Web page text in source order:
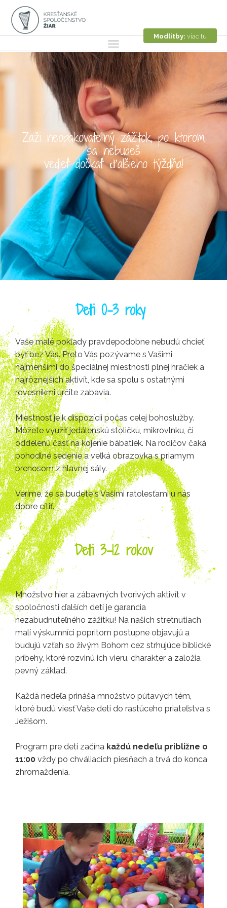
Modlitby: viac tu
Zaži neopakovateľný zážitok, po ktorom
sa nebudeš
vedieť dočkať ďalšieho týždňa!
Deti 0-3 roky
Vaše malé poklady pravdepodobne nebudú chcieť
byť bez Vás. Preto Vás pozývame s Vašimi
najmenšími do špeciálnej miestnosti plnej hračiek a
najrôznejších aktivít, kde sa spolu s ostatnými
rovesníkmi určite zabavia.
Miestnosť je k dispozícii počas celej bohoslužby.
Môžete využiť jedálenskú stoličku, mikrovlnku, či
oddelenú časť na kojenie bábätiek. Na rodičov čaká
pohodlné sedenie a veľká obrazovka s priamym
prenosom z hlavnej sály.
Veríme, že sa budete s Vašimi ratolesťami u nás
dobre cítiť.
Deti 3-12 rokov
Množstvo hier a zábavných tvorivých aktivít v
spoločnosti ďalších detí je garancia
nezabudnuteľného zážitku! Na našich stretnutiach
malí výskumníci popritom postupne objavujú a
budujú vzťah so živým Bohom cez strhujúce biblické
príbehy, ktoré rozvinú ich vieru, charakter a založia
pevný základ.
Každá nedeľa prináša množstvo pútavých tém,
ktoré budú viesť Vaše deti do rastúceho priateľstva s
Ježišom.
Program pre deti začína každú nedeľu približne o
11:00 vždy po chváliacich piesňach a trvá do konca
zhromaždenia.